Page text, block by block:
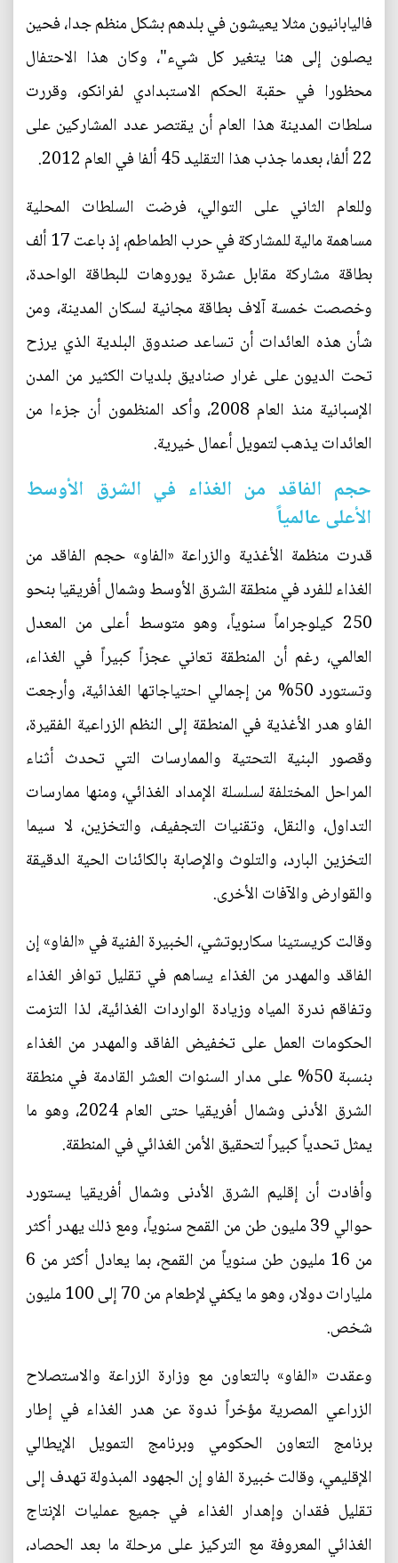
فاليابانيون مثلا يعيشون في بلدهم بشكل منظم جدا، فحين
يصلون إلى هنا يتغير كل شيء"، وكان هذا الاحتفال
محظورا في حقبة الحكم الاستبدادي لفرانكو، وقررت
سلطات المدينة هذا العام أن يقتصر عدد المشاركين على
22 ألفا، بعدما جذب هذا التقليد 45 ألفا في العام 2012.
وللعام الثاني على التوالي، فرضت السلطات المحلية
مساهمة مالية للمشاركة في حرب الطماطم، إذ باعت 17 ألف
بطاقة مشاركة مقابل عشرة يوروهات للبطاقة الواحدة،
وخصصت خمسة آلاف بطاقة مجانية لسكان المدينة، ومن
شأن هذه العائدات أن تساعد صندوق البلدية الذي يرزح
تحت الديون على غرار صناديق بلديات الكثير من المدن
الإسبانية منذ العام 2008، وأكد المنظمون أن جزءا من
العائدات يذهب لتمويل أعمال خيرية.
حجم الفاقد من الغذاء في الشرق الأوسط
الأعلى عالمياً
قدرت منظمة الأغذية والزراعة «الفاو» حجم الفاقد من
الغذاء للفرد في منطقة الشرق الأوسط وشمال أفريقيا بنحو
250 كيلوجراماً سنوياً، وهو متوسط أعلى من المعدل
العالمي، رغم أن المنطقة تعاني عجزاً كبيراً في الغذاء،
وتستورد 50% من إجمالي احتياجاتها الغذائية، وأرجعت
الفاو هدر الأغذية في المنطقة إلى النظم الزراعية الفقيرة،
وقصور البنية التحتية والممارسات التي تحدث أثناء
المراحل المختلفة لسلسلة الإمداد الغذائي، ومنها ممارسات
التداول، والنقل، وتقنيات التجفيف، والتخزين، لا سيما
التخزين البارد، والتلوث والإصابة بالكائنات الحية الدقيقة
والقوارض والآفات الأخرى.
وقالت كريستينا سكاربوتشي، الخبيرة الفنية في «الفاو» إن
الفاقد والمهدر من الغذاء يساهم في تقليل توافر الغذاء
وتفاقم ندرة المياه وزيادة الواردات الغذائية، لذا التزمت
الحكومات العمل على تخفيض الفاقد والمهدر من الغذاء
بنسبة 50% على مدار السنوات العشر القادمة في منطقة
الشرق الأدنى وشمال أفريقيا حتى العام 2024، وهو ما
يمثل تحدياً كبيراً لتحقيق الأمن الغذائي في المنطقة.
وأفادت أن إقليم الشرق الأدنى وشمال أفريقيا يستورد
حوالي 39 مليون طن من القمح سنوياً، ومع ذلك يهدر أكثر
من 16 مليون طن سنوياً من القمح، بما يعادل أكثر من 6
مليارات دولار، وهو ما يكفي لإطعام من 70 إلى 100 مليون
شخص.
وعقدت «الفاو» بالتعاون مع وزارة الزراعة والاستصلاح
الزراعي المصرية مؤخراً ندوة عن هدر الغذاء في إطار
برنامج التعاون الحكومي وبرنامج التمويل الإيطالي
الإقليمي، وقالت خبيرة الفاو إن الجهود المبذولة تهدف إلى
تقليل فقدان وإهدار الغذاء في جميع عمليات الإنتاج
الغذائي المعروفة مع التركيز على مرحلة ما بعد الحصاد،